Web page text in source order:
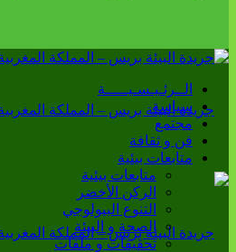
الــرئـيـسـيـــــة
سياسة
مجتمع
فن و ثقافة
متابعات بيئية
متابعات بيئية
الركن الأخضر
التنوع البيولوجي
الصحة و البيئة
تحقيقات و ملفات